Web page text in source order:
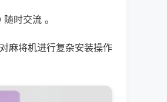
时交流 。
麻将机进行复杂安装操作